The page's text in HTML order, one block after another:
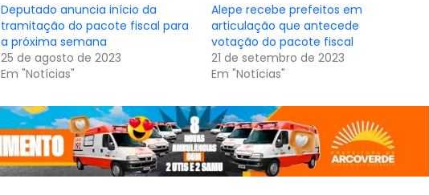
Deputado anuncia início da
tramitação do pacote fiscal para
a próxima semana
25 de agosto de 2023
Em "Notícias"
Alepe recebe prefeitos em
articulação que antecede
votação do pacote fiscal
21 de setembro de 2023
Em "Notícias"